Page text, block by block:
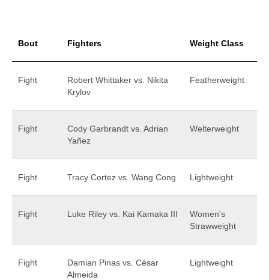
Bout Fighters Weight Class
Fight
Robert Whittaker vs. Nikita
Krylov
Featherweight
Fight
Cody Garbrandt vs. Adrian
Yañez
Welterweight
Fight Tracy Cortez vs. Wang Cong Lightweight
Fight Luke Riley vs. Kai Kamaka III
Women's
Strawweight
Fight
Damian Pinas vs. César
Almeida
Lightweight